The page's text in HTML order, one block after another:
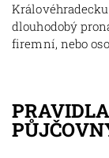
dlouhodobý
firemní, nebo